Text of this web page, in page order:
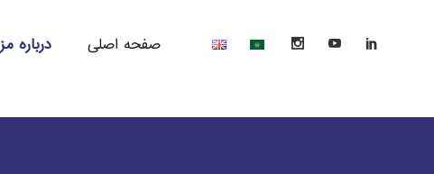
صفحه اصلی درباره